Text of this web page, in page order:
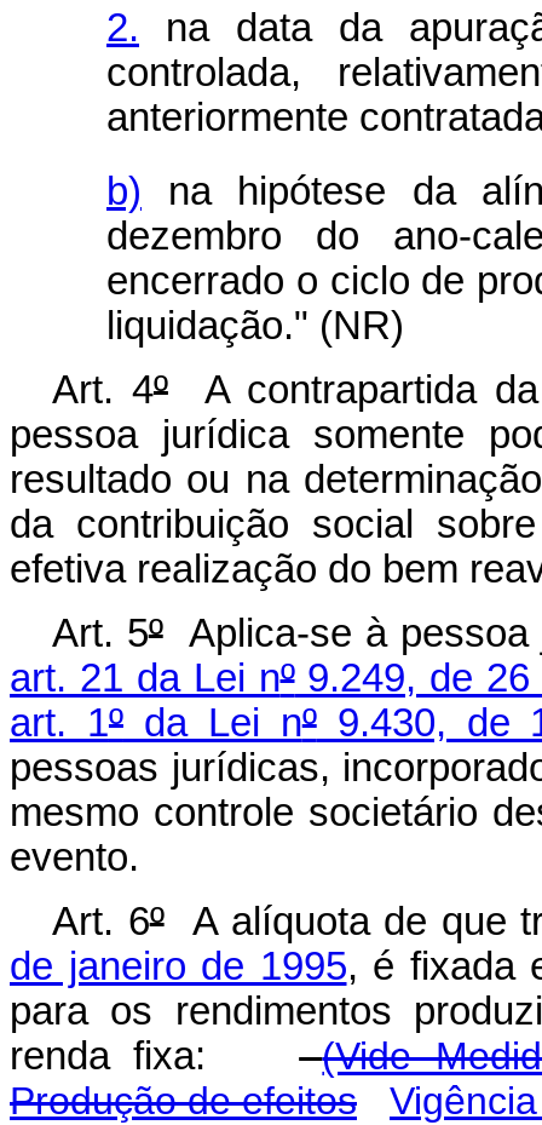
2. na data da
controlada,
anteriormente
b) na hipótese da
dezembro do ano-
encerrado o ciclo de
liquidação." (NR)
Art. 4ºA contrapartida da
pessoa jurídica somente
resultado ou na
da contribuição social
efetiva realização do bem
Art. 5ºAplica-se à pessoa
art. 21 da Lei nº9.249, de 26
art. 1ºda Lei nº9.430, de
pessoas jurídicas,
mesmo controle societário
evento.
Art. 6ºA alíquota de que
de janeiro de 1995, é fixada
para os rendimentos
renda fixa: (Vide
Produção de efeitos